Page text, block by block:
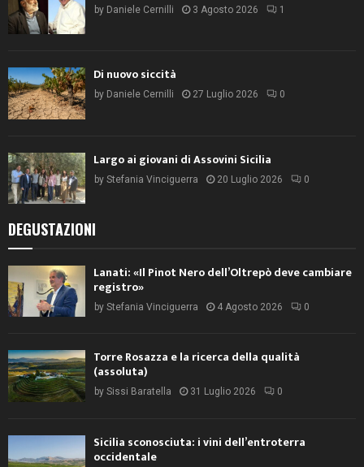
by Daniele Cernilli 3 Agosto 2026 1
Di nuovo siccità
by Daniele Cernilli 27 Luglio 2026 0
Largo ai giovani di Assovini Sicilia
by Stefania Vinciguerra 20 Luglio 2026 0
DEGUSTAZIONI
Lanati: «Il Pinot Nero dell’Oltrepò deve cambiare
registro»
by Stefania Vinciguerra 4 Agosto 2026 0
Torre Rosazza e la ricerca della qualità
(assoluta)
by Sissi Baratella 31 Luglio 2026 0
Sicilia sconosciuta: i vini dell’entroterra
occidentale